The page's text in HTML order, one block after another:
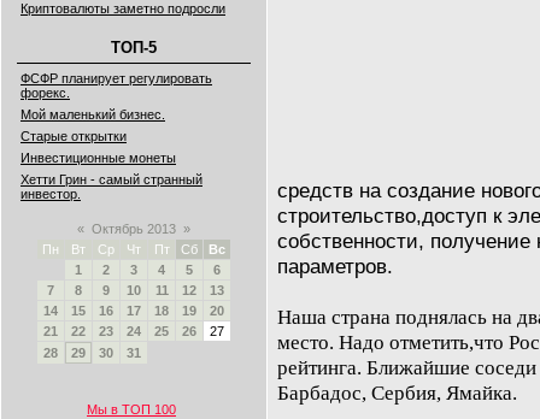
Криптовалюты заметно подросли
ТОП-5
ФСФР планирует регулировать
форекс.
Мой маленький бизнес.
Старые открытки
Инвестиционные монеты
Хетти Грин - самый странный
инвестор.
« Октябрь 2013 »
Пн
Вт Ср Чт Пт Сб
Вс
1
2 3 4 5
6
7
8 9 10 11 12
13
14
15 16 17 18 19
20
21
22 23 24 25 26
27
28
29 30 31
Мы в ТОП 100
средств на создание
строительство,доступ к
собственности, получение
параметров.
Наша страна поднялась на
место. Надо отметить,что
рейтинга. Ближайшие
Барбадос, Сербия, Ямайка.